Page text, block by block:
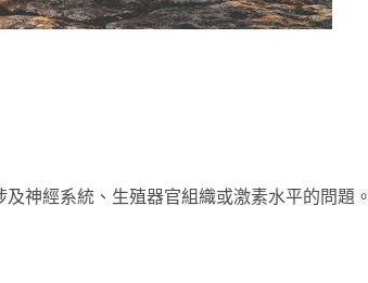
神經系統、生殖器官組織或激素水平的問題。